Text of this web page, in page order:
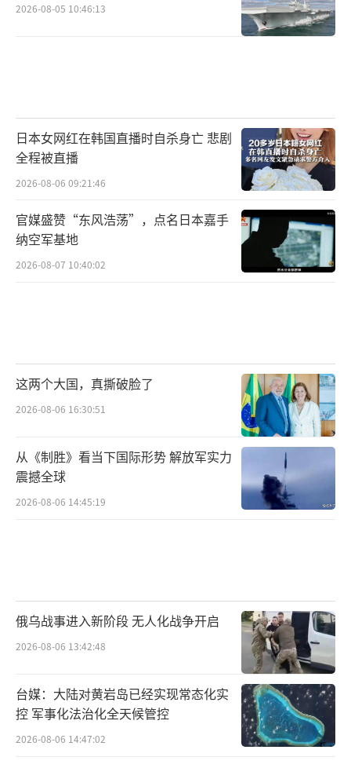
2026-08-05 10:46:13
日本女网红在韩国直播时自杀身亡 悲剧
全程被直播
2026-08-06 09:21:46
官媒盛赞“东风浩荡”，点名日本嘉手
纳空军基地
2026-08-07 10:40:02
这两个大国，真撕破脸了
2026-08-06 16:30:51
从《制胜》看当下国际形势 解放军实力
震撼全球
2026-08-06 14:45:19
俄乌战事进入新阶段 无人化战争开启
2026-08-06 13:42:48
台媒：大陆对黄岩岛已经实现常态化实
控 军事化法治化全天候管控
2026-08-06 14:47:02